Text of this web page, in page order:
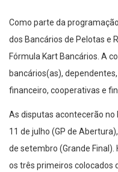
Como parte da
dos Bancários de Pelotas e
Fórmula Kart Bancários. A
bancários(as),
financeiro, cooperativas e
As disputas acontecerão no
11 de julho (GP de
de setembro (Grande
os três primeiros colocados